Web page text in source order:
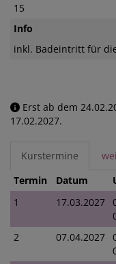
15
Info
inkl. Badeintritt für
Erst ab dem
17.02.2027.
Kurstermine
Termin
Datum
1
17.03.2027
2 07.04.2027